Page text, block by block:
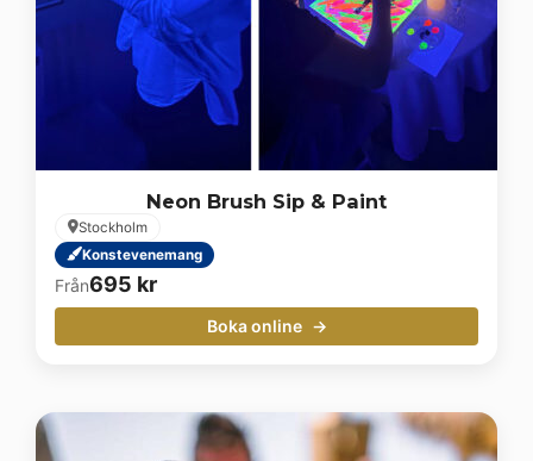
Neon Brush Sip & Paint
Stockholm
Konstevenemang
Från695 kr
Boka online